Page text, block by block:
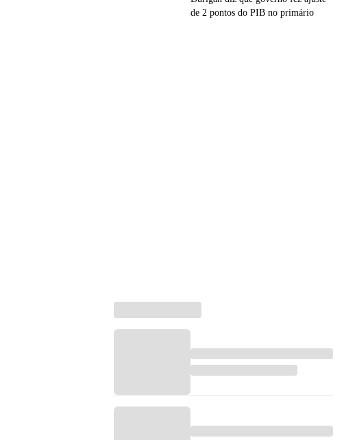
de 2 pontos do PIB no primário